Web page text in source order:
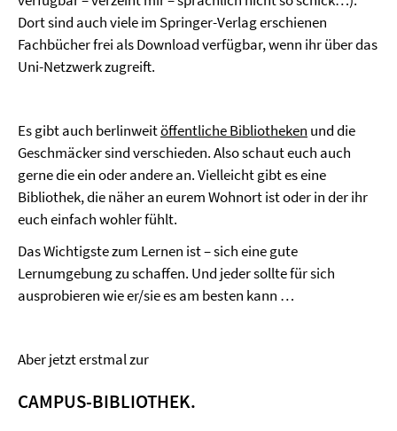
Dort sind auch viele im Springer-Verlag erschienen
Fachbücher frei als Download verfügbar, wenn ihr über das
Uni-Netzwerk zugreift.
Es gibt auch berlinweitöffentliche Bibliotheken und die
Geschmäcker sind verschieden. Also schaut euch auch
gerne die ein oder andere an. Vielleicht gibt es eine
Bibliothek, die näher an eurem Wohnort ist oder in der ihr
euch einfach wohler fühlt.
Das Wichtigste zum Lernen ist – sich eine gute
Lernumgebung zu schaffen. Und jeder sollte für sich
ausprobieren wie er/sie es am besten kann …
Aber jetzt erstmal zur
CAMPUS-BIBLIOTHEK.